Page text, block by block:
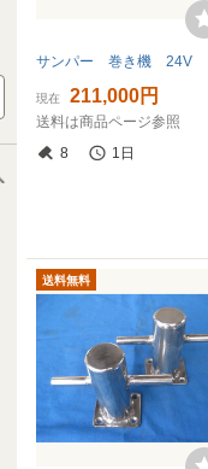
現在 211,000円
送料は商品ページ参照
8
1日
送料無料